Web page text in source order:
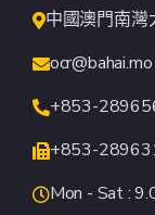
中國澳門南
ocr@bahai.mo
+853-
+853-
Mon - Sat :